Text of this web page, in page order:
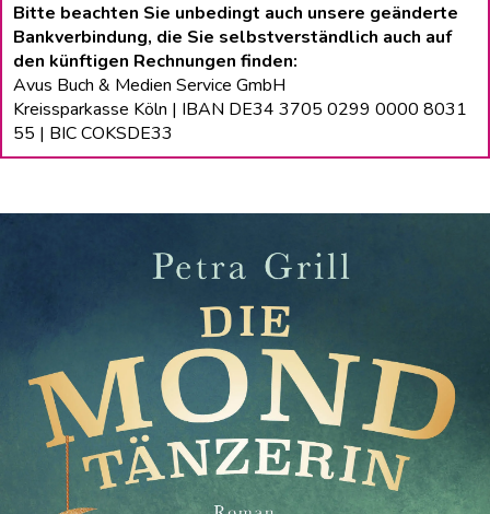
Bitte beachten Sie unbedingt auch unsere geänderte
Bankverbindung, die Sie selbstverständlich auch auf
den künftigen Rechnungen finden:
Avus Buch & Medien Service GmbH
Kreissparkasse Köln | IBAN DE34 3705 0299 0000 8031
55 | BIC COKSDE33